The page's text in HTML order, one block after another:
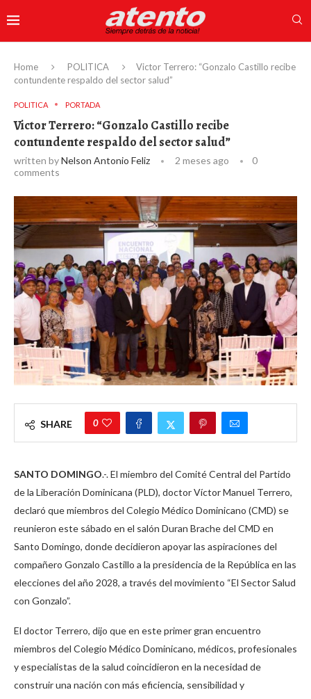
Home POLITICA
Victor Terrero: “Gonzalo Castillo recibe
contundente respaldo del sector salud”
POLITICA PORTADA
Victor Terrero: “Gonzalo Castillo recibe
contundente respaldo del sector salud”
written byNelson Antonio Feliz 2 meses ago
0
comments
SHARE 0
SANTO DOMINGO.-. El miembro del Comité Central del Partido
de la Liberación Dominicana (PLD), doctor Víctor Manuel Terrero,
declaró que miembros del Colegio Médico Dominicano (CMD) se
reunieron este sábado en el salón Duran Brache del CMD en
Santo Domingo, donde decidieron apoyar las aspiraciones del
compañero Gonzalo Castillo a la presidencia de la República en las
elecciones del año 2028, a través del movimiento “El Sector Salud
con Gonzalo”.
El doctor Terrero, dijo que en este primer gran encuentro
miembros del Colegio Médico Dominicano, médicos, profesionales
y especialistas de la salud coincidieron en la necesidad de
construir una nación con más eficiencia, sensibilidad y